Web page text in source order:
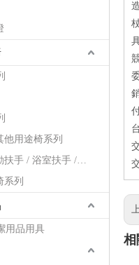
他用途椅系列
馬桶扶手 / 活動扶手 / 浴室扶手 / 浴缸扶手系列
系列
用品用具
相